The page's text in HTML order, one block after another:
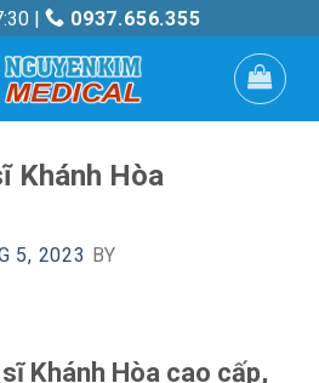
| 0937.656.355
Khánh Hòa
5, 2023 BY
Khánh Hòa cao cấp,